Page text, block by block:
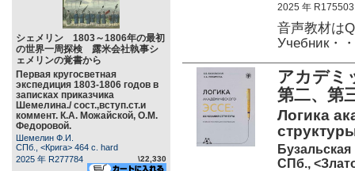
シェメリン 1803～1806年の最初
の世界一周探検 露米会社執事シ
ェメリンの覚書から
Первая кругосветная
экспедиция 1803-1806 годов в
записках приказчика
Шемелина./ сост.,вступ.ст.и
коммент. К.А. Можайской, О.М.
Федоровой.
Шемелин Ф.И.
СПб., <Крига> 464 c. hard
2025 年 R277784
\22,330
2025 年 R175503
音声教材は
Учебник・
アカデ
第二、第
Логика
СПб.,